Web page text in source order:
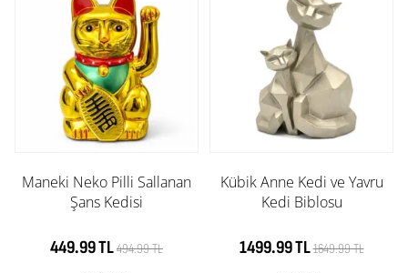
Maneki Neko Pilli Sallanan
Şans Kedisi
449.99 TL494.99 TL
Kübik Anne Kedi ve Yavru
Kedi Biblosu
1499.99 TL1649.99 TL